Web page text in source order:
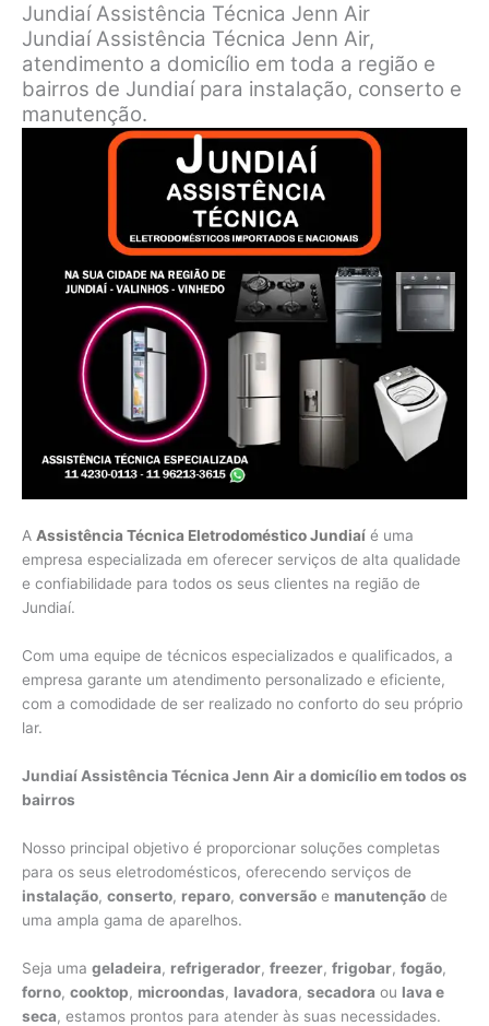
Jundiaí Assistência Técnica Jenn Air
Jundiaí Assistência Técnica Jenn Air,
atendimento a domicílio em toda a região e
bairros de Jundiaí para instalação, conserto e
manutenção.
A Assistência Técnica Eletrodoméstico Jundiaí é uma
empresa especializada em oferecer serviços de alta qualidade
e confiabilidade para todos os seus clientes na região de
Jundiaí.
Com uma equipe de técnicos especializados e qualificados, a
empresa garante um atendimento personalizado e eficiente,
com a comodidade de ser realizado no conforto do seu próprio
lar.
Jundiaí Assistência Técnica Jenn Air a domicílio em todos os
bairros
Nosso principal objetivo é proporcionar soluções completas
para os seus eletrodomésticos, oferecendo serviços de
instalação, conserto, reparo, conversão e manutenção de
uma ampla gama de aparelhos.
Seja uma geladeira, refrigerador, freezer, frigobar, fogão,
forno, cooktop, microondas, lavadora, secadora ou lava e
seca, estamos prontos para atender às suas necessidades.